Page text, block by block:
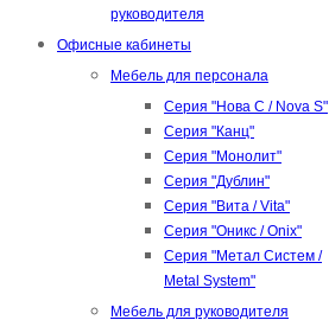
руководителя
Офисные кабинеты
Мебель для персонала
Серия "Нова С / Nova S"
Серия "Канц"
Серия "Монолит"
Серия "Дублин"
Серия "Вита / Vita"
Серия "Оникс / Onix"
Серия "Метал Систем /
Metal System"
Мебель для руководителя